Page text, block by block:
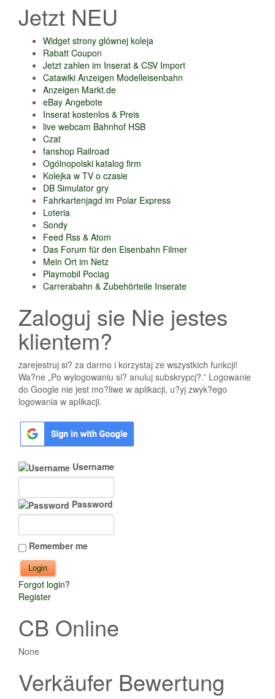
Jetzt NEU
Widget strony glównej koleja
Rabatt Coupon
Jetzt zahlen im Inserat & CSV Import
Catawiki Anzeigen Modelleisenbahn
Anzeigen Markt.de
eBay Angebote
Inserat kostenlos & Preis
live webcam Bahnhof HSB
Czat
fanshop Railroad
Ogólnopolski katalog firm
Kolejka w TV o czasie
DB Simulator gry
Fahrkartenjagd im Polar Express
Loteria
Sondy
Feed Rss & Atom
Das Forum für den Eisenbahn Filmer
Mein Ort im Netz
Playmobil Pociag
Carrerabahn & Zubehörteile Inserate
Zaloguj sie Nie jestes
klientem?
zarejestruj si? za darmo i korzystaj ze wszystkich funkcji!
Wa?ne „Po wylogowaniu si? anuluj subskrypcj?.” Logowanie
do Google nie jest mo?liwe w aplikacji, u?yj zwyk?ego
logowania w aplikacji.
Username
Password
Remember me
Forgot login?
Register
CB Online
None
Verkäufer Bewertung